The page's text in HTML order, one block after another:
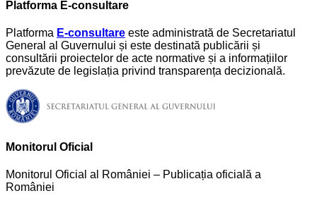
Platforma E-consultare
Platforma E-consultare este administrată de Secretariatul
General al Guvernului și este destinată publicării și
consultării proiectelor de acte normative și a informațiilor
prevăzute de legislația privind transparența decizională.
Monitorul Oficial
Monitorul Oficial al României – Publicația oficială a
României